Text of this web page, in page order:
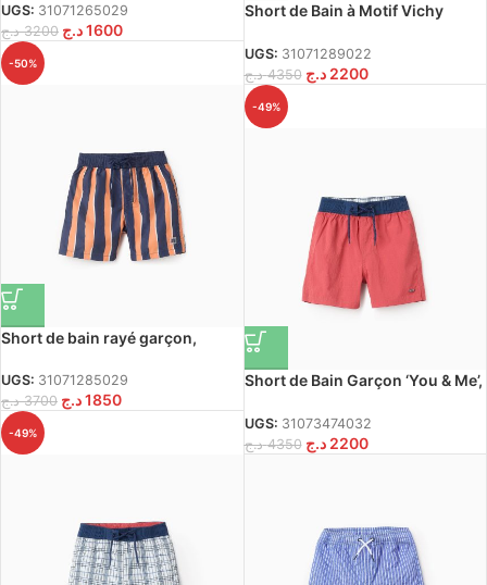
UGS: 31071265029
3200 د.ج 1600د.ج
Short de Bain à Motif Vichy
UGS: 31071289022
4350 د.ج 2200 د.ج
-50%
Short de bain rayé garçon,
UGS: 31071285029
3700 د.ج 1850د.ج
-49%
Short de Bain Garçon ‘You & Me’,
UGS: 31073474032
4350 د.ج 2200 د.ج
-49%